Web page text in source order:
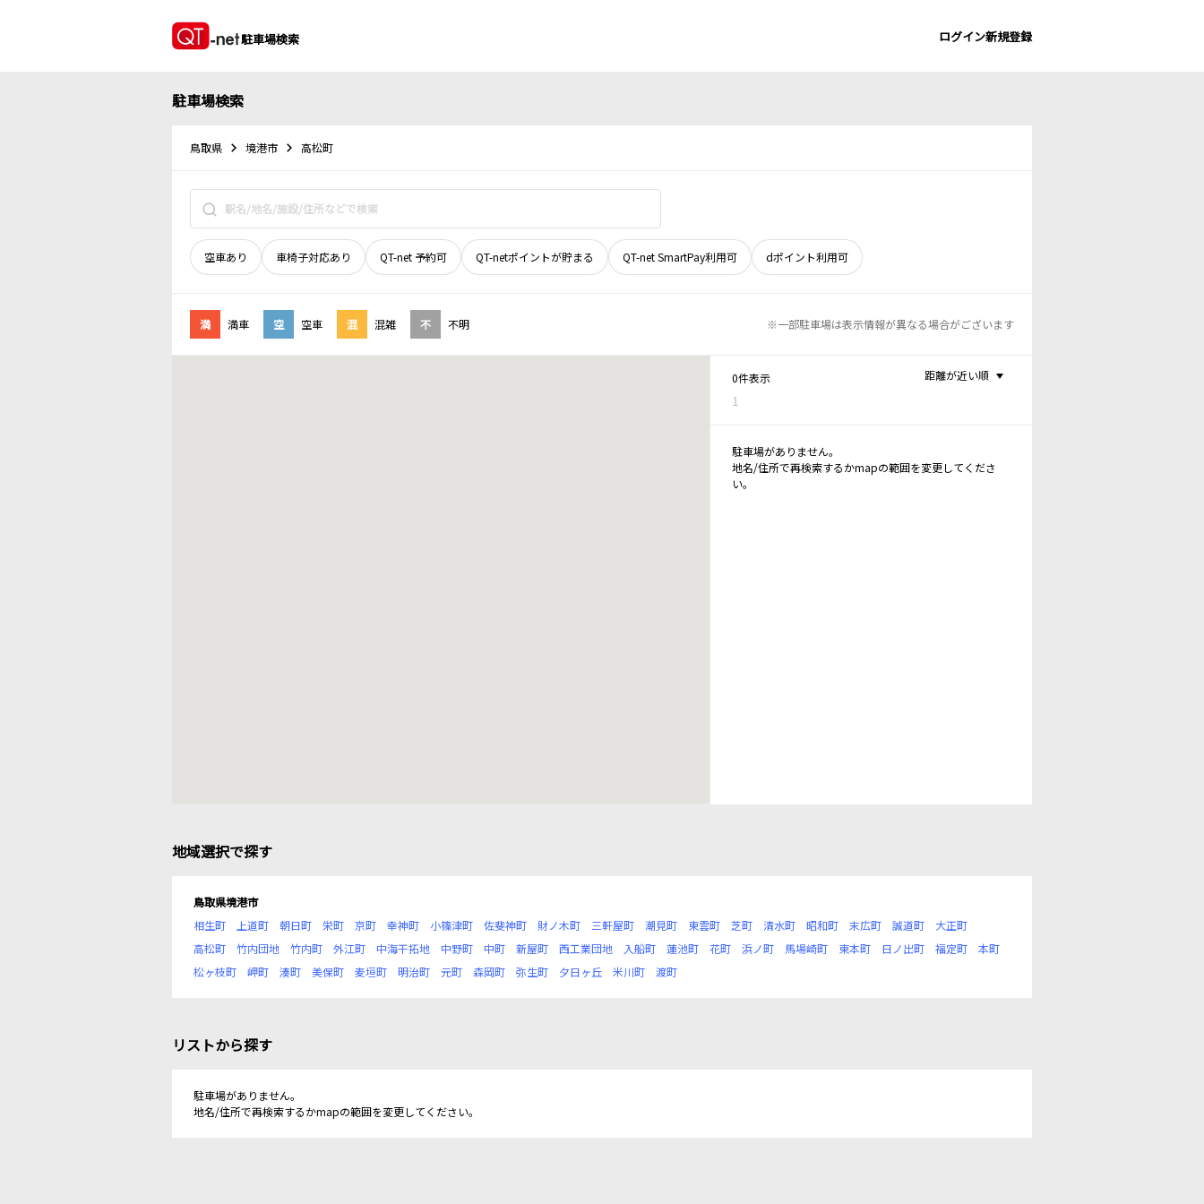
駐車場検索 ログイン新規登録
駐車場検索
鳥取県 境港市 高松町
空車あり 車椅子対応あり QT-net 予約可 QT-netポイントが貯まる QT-net SmartPay利用可 dポイント利用可
満 満車 空 空車 混 混雑 不 不明 ※一部駐車場は表示情報が異なる場合がございます
0件表示
1
距離が近い順
駐車場がありません。
地名/住所で再検索するかmapの範囲を変更してくださ
い。
地域選択で探す
鳥取県境港市
相生町
上道町 朝日町 栄町 京町 幸神町 小篠津町 佐斐神町 財ノ木町 三軒屋町 潮見町 東雲町 芝町 清水町 昭和町 末広町 誠道町
大正町
高松町
竹内団地 竹内町 外江町 中海干拓地 中野町 中町 新屋町 西工業団地 入船町 蓮池町 花町 浜ノ町 馬場崎町 東本町 日ノ出町 福定町
本町
松ヶ枝町
岬町 湊町 美保町 麦垣町 明治町 元町 森岡町 弥生町 夕日ヶ丘 米川町 渡町
リストから探す
駐車場がありません。
地名/住所で再検索するかmapの範囲を変更してください。